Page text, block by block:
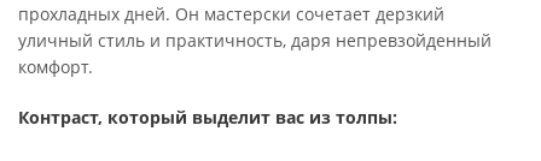
прохладных дней. Он мастерски сочетает дерзкий
уличный стиль и практичность, даря непревзойденный
комфорт.
Контраст, который выделит вас из толпы: